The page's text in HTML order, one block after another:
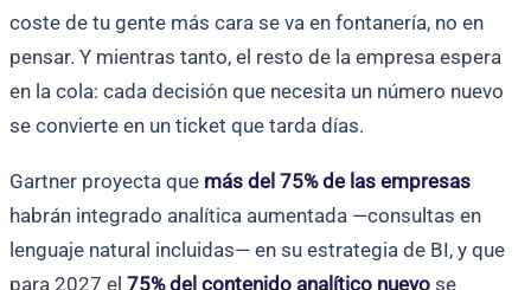
coste de tu gente más cara se va en fontanería, no en
pensar. Y mientras tanto, el resto de la empresa espera
en la cola: cada decisión que necesita un número nuevo
se convierte en un ticket que tarda días.
Gartner proyecta que más del 75% de las empresas
habrán integrado analítica aumentada —consultas en
lenguaje natural incluidas— en su estrategia de BI, y que
para 2027 el 75% del contenido analítico nuevo se